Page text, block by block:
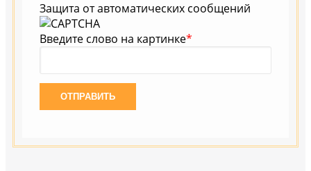
Защита от автоматических сообщений
Введите слово на картинке*